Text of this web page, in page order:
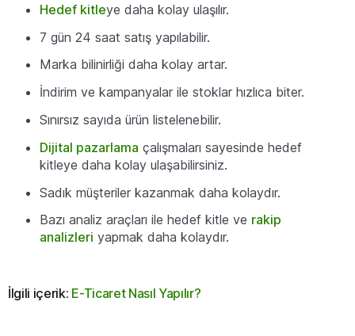
Hedef kitleye daha kolay ulaşılır.
7 gün 24 saat satış yapılabilir.
Marka bilinirliği daha kolay artar.
İndirim ve kampanyalar ile stoklar hızlıca biter.
Sınırsız sayıda ürün listelenebilir.
Dijital pazarlama çalışmaları sayesinde hedef
kitleye daha kolay ulaşabilirsiniz.
Sadık müşteriler kazanmak daha kolaydır.
Bazı analiz araçları ile hedef kitle ve rakip
analizleri yapmak daha kolaydır.
İlgili içerik: E-Ticaret Nasıl Yapılır?